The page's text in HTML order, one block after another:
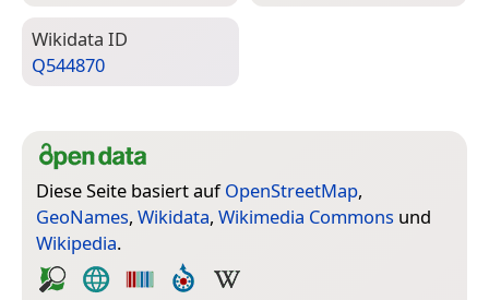
Wiki­data ID
Q544870
Diese Seite basiert aufOpenStreetMap,
GeoNames, Wikidata, Wikimedia Commons und
Wikipedia.